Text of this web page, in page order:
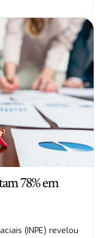
78% em
(INPE) revelou